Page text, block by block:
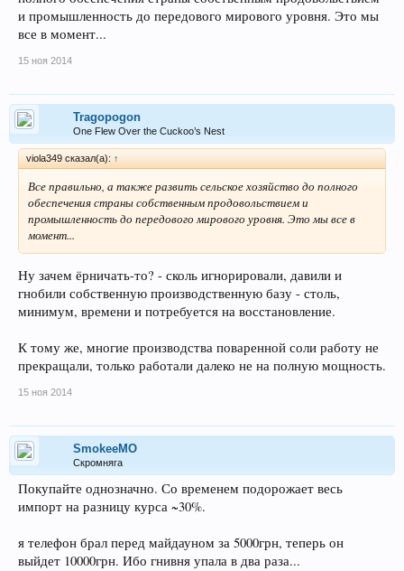
и промышленность до передового мирового уровня. Это мы
все в момент...
15 ноя 2014
Tragopogon
One Flew Over the Cuckoo’s Nest
viola349 сказал(а): ↑
Все правильно, а также развить сельское хозяйство до полного
обеспечения страны собственным продовольствием и
промышленность до передового мирового уровня. Это мы все в
момент...
Ну зачем ёрничать-то? - сколь игнорировали, давили и
гнобили собственную производственную базу - столь,
минимум, времени и потребуется на восстановление.
К тому же, многие производства поваренной соли работу не
прекращали, только работали далеко не на полную мощность.
15 ноя 2014
SmokeeMO
Скромняга
Покупайте однозначно. Со временем подорожает весь
импорт на разницу курса ~30%.
я телефон брал перед майдауном за 5000грн, теперь он
выйдет 10000грн. Ибо гнивня упала в два раза...